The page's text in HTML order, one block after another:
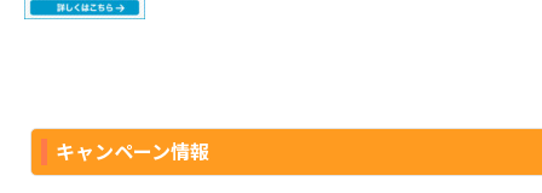
キャンペーン情報